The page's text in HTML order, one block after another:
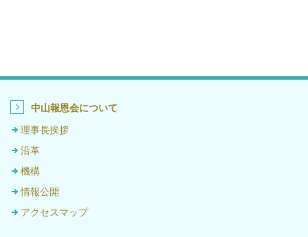
中山報恩会について
理事長挨拶
沿革
機構
情報公開
アクセスマップ